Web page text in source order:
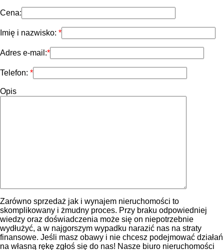
Cena:
Imię i nazwisko:
Adres e-mail:
Telefon:
Opis
Zarówno sprzedaż jak i wynajem nieruchomości to
skomplikowany i żmudny proces. Przy braku odpowiedniej
wiedzy oraz doświadczenia może się on niepotrzebnie
wydłużyć, a w najgorszym wypadku narazić nas na straty
finansowe. Jeśli masz obawy i nie chcesz podejmować działań
na własną rękę zgłoś się do nas! Nasze biuro nieruchomości